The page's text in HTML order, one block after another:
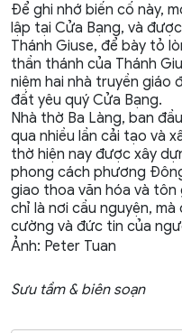
Để ghi nhớ biến cố này,
lập tại Cửa Bạng, và
Thánh Giuse, để bày tỏ
thần thánh của Thánh
niệm hai nhà truyền giáo
đất yêu quý Cửa Bạng.
Nhà thờ Ba Làng, ban
qua nhiều lần cải tạo và
thờ hiện nay được xây
phong cách phương
giao thoa văn hóa và tôn
chỉ là nơi cầu nguyện,
cường và đức tin của
Ảnh: Peter Tuan
Sưu tầm & biên soạn